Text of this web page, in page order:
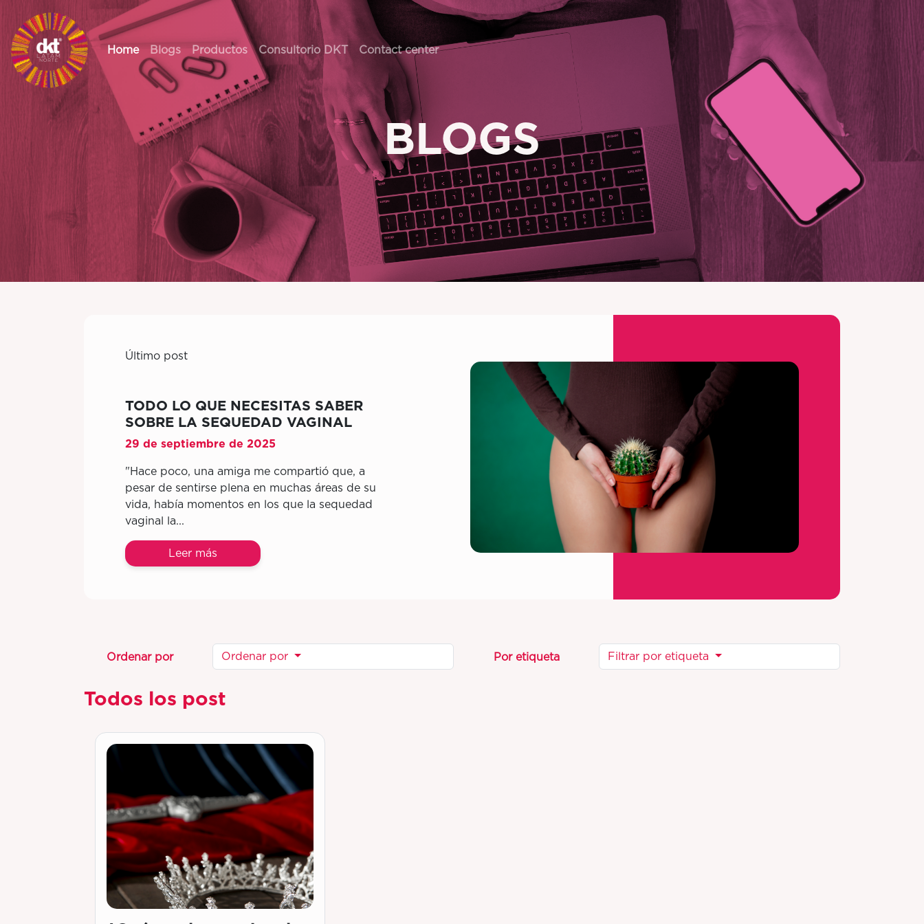
Home Blogs Productos Consultorio DKT Contact center
BLOGS
Último post
TODO LO QUE NECESITAS SABER
SOBRE LA SEQUEDAD VAGINAL
29 de septiembre de 2025
"Hace poco, una amiga me compartió que, a
pesar de sentirse plena en muchas áreas de su
vida, había momentos en los que la sequedad
vaginal la...
Leer más
Ordenar por Ordenar por Por etiqueta Filtrar por etiqueta
Todos los post